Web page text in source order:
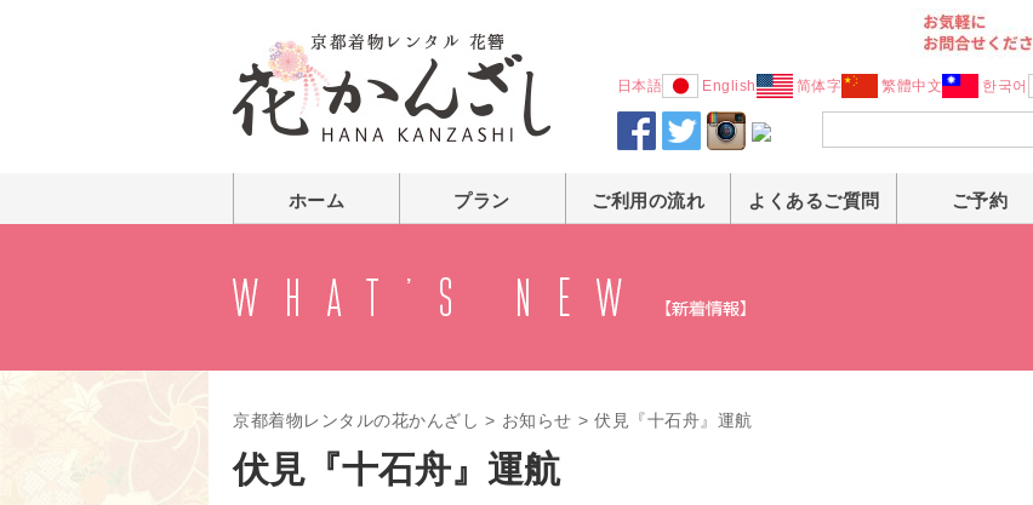
日本語 English 简体字 繁體中文 한국어
ホーム プラン ご利用の流れ よくあるご質問 ご予約
京都着物レンタルの花かんざし > お知らせ > 伏見『十石舟』運航
伏見『十石舟』運航